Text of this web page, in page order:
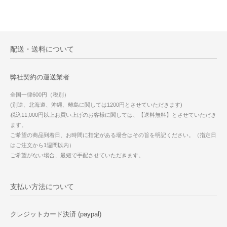
配送・送料について
弊社契約の運送業者
全国一律600円（税別）
(別途、北海道、沖縄、離島に関しては1200円とさせていただきます)
税込11,000円以上お買い上げのお客様に関しては、【送料無料】とさせていただき
ます。
ご希望の商品到着日、お時間に指定がある場合はその旨を明記ください。（指定日
はご注文から1週間以内）
ご希望がない場合、最短で手配させていただきます。
支払い方法について
クレジットカード決済 (paypal)